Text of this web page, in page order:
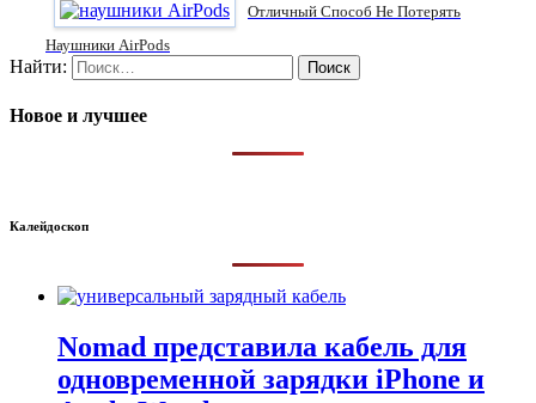
Отличный Способ Не Потерять
Наушники AirPods
Найти:
Новое и лучшее
Калейдоскоп
Nomad представила кабель для
одновременной зарядки iPhone и